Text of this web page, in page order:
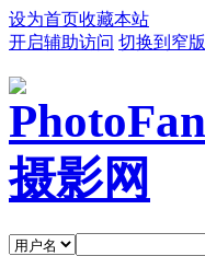
设为首页收藏本站
开启辅助访问 切换到窄版